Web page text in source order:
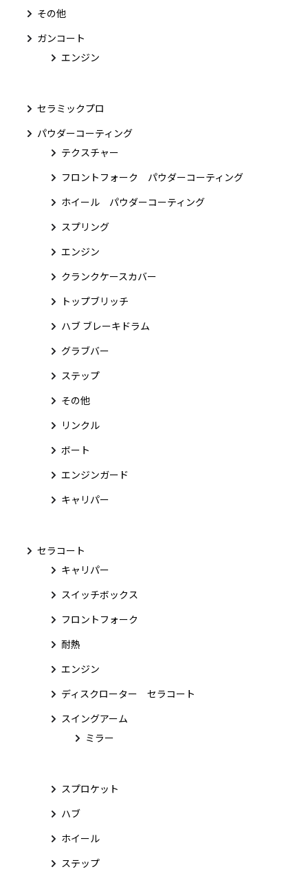
その他
ガンコート
エンジン
セラミックプロ
パウダーコーティング
テクスチャー
フロントフォーク パウダーコーティング
ホイール パウダーコーティング
スプリング
エンジン
クランクケースカバー
トップブリッチ
ハブ ブレーキドラム
グラブバー
ステップ
その他
リンクル
ボート
エンジンガード
キャリパー
セラコート
キャリパー
スイッチボックス
フロントフォーク
耐熱
エンジン
ディスクローター セラコート
スイングアーム
ミラー
スプロケット
ハブ
ホイール
ステップ